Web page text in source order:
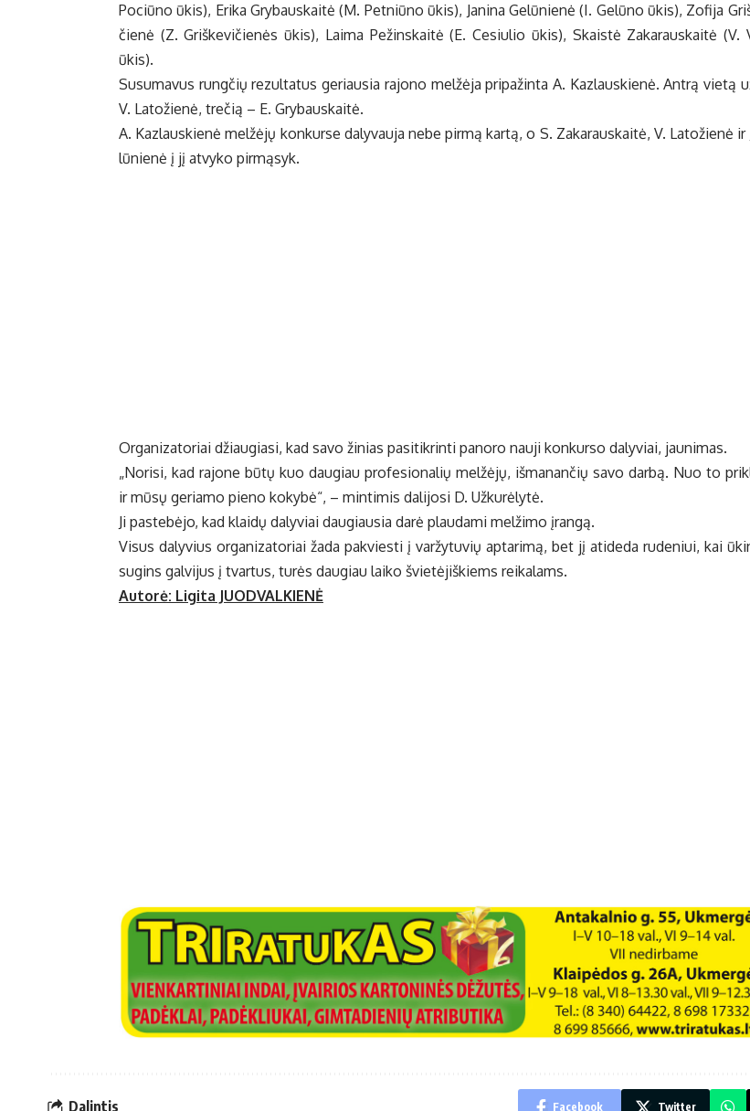
Po­ciū­no ūkis), Eri­ka Gry­baus­kai­tė (M. Pet­niū­no ūkis), Ja­ni­na Ge­lū­nie­nė (I. Ge­lū­no ūkis), Zo­fi­ja
čie­nė (Z. Griškevičienės ūkis), Laima Pežinskaitė (E. Cesiulio ūkis), Skais­tė Za­ka­raus­kai­tė (V.
ūkis).
Su­su­ma­vus rung­čių re­zul­ta­tus ge­riau­sia ra­jo­no mel­žė­ja pri­pa­žin­ta A. Kaz­laus­kie­nė. An­trą vie­tą
V. La­to­žie­nė, tre­čią – E. Gry­baus­kai­tė.
A. Kaz­laus­kie­nė mel­žė­jų kon­kur­se da­ly­vau­ja ne­be pir­mą kar­tą, o S. Za­ka­raus­kai­tė, V. La­to­žie­nė ir
lū­nie­nė į jį at­vy­ko pir­mą­syk.
Or­ga­ni­za­to­riai džiau­gia­si, kad sa­vo ži­nias pa­si­tik­rin­ti pa­no­ro nau­ji kon­kur­so da­ly­viai, jau­ni­mas.
„No­ri­si, kad ra­jo­ne bū­tų kuo dau­giau pro­fe­sio­na­lių mel­žė­jų, iš­ma­nan­čių sa­vo dar­bą. Nuo to
ir mū­sų ge­ria­mo pie­no ko­ky­bė“, – min­ti­mis da­li­jo­si D. Už­ku­rė­ly­tė.
Ji pa­ste­bė­jo, kad klai­dų da­ly­viai dau­giau­sia da­rė plau­da­mi mel­ži­mo įran­gą.
Vi­sus da­ly­vius or­ga­ni­za­to­riai ža­da pa­kvies­ti į var­žy­tu­vių ap­ta­ri­mą, bet jį ati­de­da ru­de­niui, kai
su­gins gal­vi­jus į tvar­tus, tu­rės dau­giau lai­ko švie­tė­jiš­kiems rei­ka­lams.
Autorė: Li­gi­ta JUODVALKIENĖ
Dalintis Facebook Twitter